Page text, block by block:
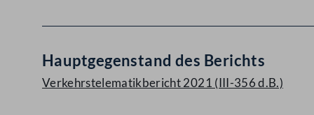
Hauptgegenstand des Berichts
Verkehrstelematikbericht 2021 (III-356 d.B.)